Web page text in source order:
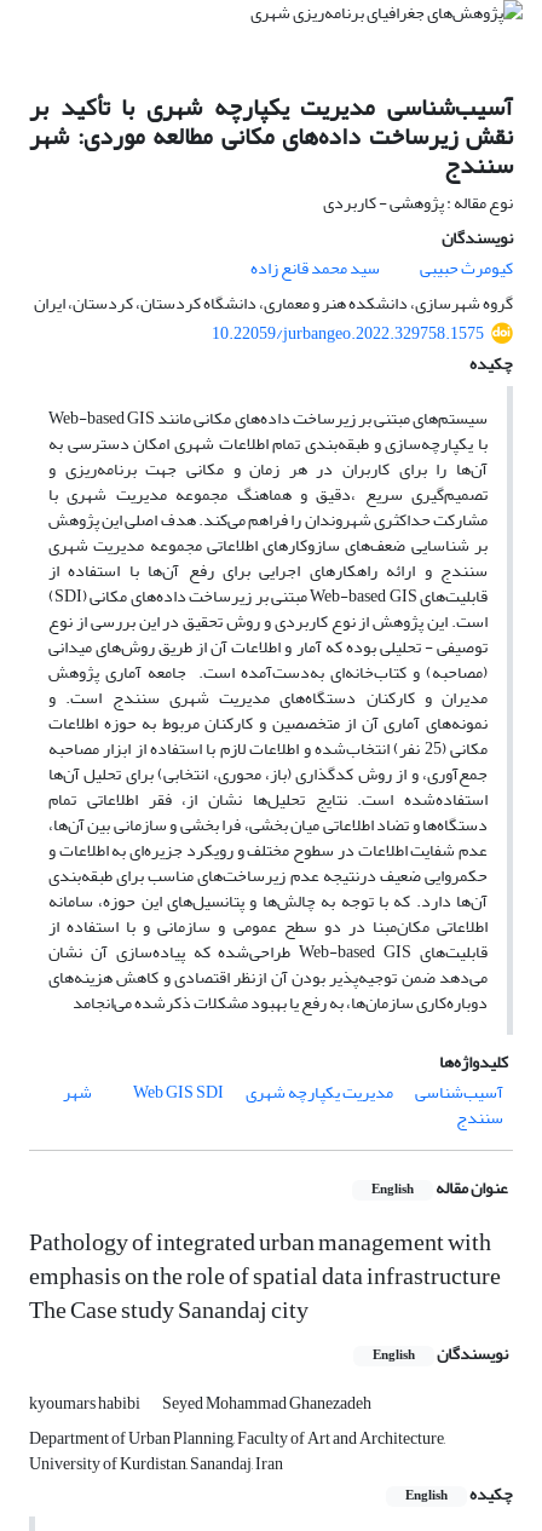
آسیب‌شناسی مدیریت یکپارچه شهری با تأکید بر
نقش زیرساخت داده‌های مکانی مطالعه موردی: شهر
سنندج
نوع مقاله : پژوهشی - کاربردی
نویسندگان
کیومرث حبیبی
سید محمد قانع زاده
گروه شهرسازی، دانشکده هنر و معماری، دانشگاه کردستان، کردستان، ایران
10.22059/jurbangeo.2022.329758.1575
چکیده
سیستم‌های مبتنی بر زیرساخت داده‌های مکانی مانند Web-based GIS
با یکپارچه‌سازی و طبقه‌بندی تمام اطلاعات شهری امکان دسترسی به
آن‌ها را برای کاربران در هر زمان و مکانی جهت برنامه‌ریزی و
تصمیم‌گیری سریع ،دقیق و هماهنگ مجموعه مدیریت شهری با
مشارکت حداکثری شهروندان را فراهم می‌کند. هدف اصلی این پژوهش
بر شناسایی ضعف‌های سازوکارهای اطلاعاتی مجموعه مدیریت شهری
سنندج و ارائه راهکارهای اجرایی برای رفع آن‌ها با استفاده از
قابلیت‌های Web-based GIS مبتنی بر زیرساخت داده‌های مکانی (SDI)
است. این پژوهش از نوع کاربردی و روش تحقیق در این بررسی از نوع
توصیفی - تحلیلی بوده که آمار و اطلاعات آن از طریق روش‌های میدانی
(مصاحبه) و کتاب‌خانه‌ای به‌دست‌آمده است. جامعه آماری پژوهش
مدیران و کارکنان دستگاه‌های مدیریت شهری سنندج است. و
نمونه‌های آماری آن از متخصصین و کارکنان مربوط به حوزه اطلاعات
مکانی (25 نفر) انتخاب‌شده و اطلاعات لازم با استفاده از ابزار مصاحبه
جمع‌آوری، و از روش کدگذاری (باز، محوری، انتخابی) برای تحلیل آن‌ها
استفاده‌شده است. نتایج تحلیل‌ها نشان از، فقر اطلاعاتی تمام
دستگاه‌ها و تضاد اطلاعاتی میان بخشی، فرا بخشی و سازمانی بین آن‌ها،
عدم شفایت اطلاعات در سطوح مختلف و رویکرد جزیره‌ای به اطلاعات و
حکمروایی ضعیف درنتیجه عدم زیرساخت‌های مناسب برای طبقه‌بندی
آن‌ها دارد. که با توجه به چالش‌ها و پتانسیل‌های این حوزه، سامانه
اطلاعاتی مکان‌مبنا در دو سطح عمومی و سازمانی و با استفاده از
قابلیت‌های Web-based GIS طراحی‌شده که پیاده‌سازی آن نشان
می‌دهد ضمن توجیه‌پذیر بودن آن ازنظر اقتصادی و کاهش هزینه‌های
دوباره‌کاری سازمان‌ها، به رفع یا بهبود مشکلات ذکرشده می‌انجامد
کلیدواژه‌ها
آسیب‌شناسی
مدیریت یکپارچه شهری Web GISSDI شهر
سنندج
عنوان مقاله English
Pathology of integrated urban management with
emphasis on the role of spatial data infrastructure
The Case study Sanandaj city
نویسندگان English
kyoumars habibi
Seyed Mohammad Ghanezadeh
Department of Urban Planning, Faculty of Art and Architecture,
University of Kurdistan, Sanandaj, Iran
چکیده
English